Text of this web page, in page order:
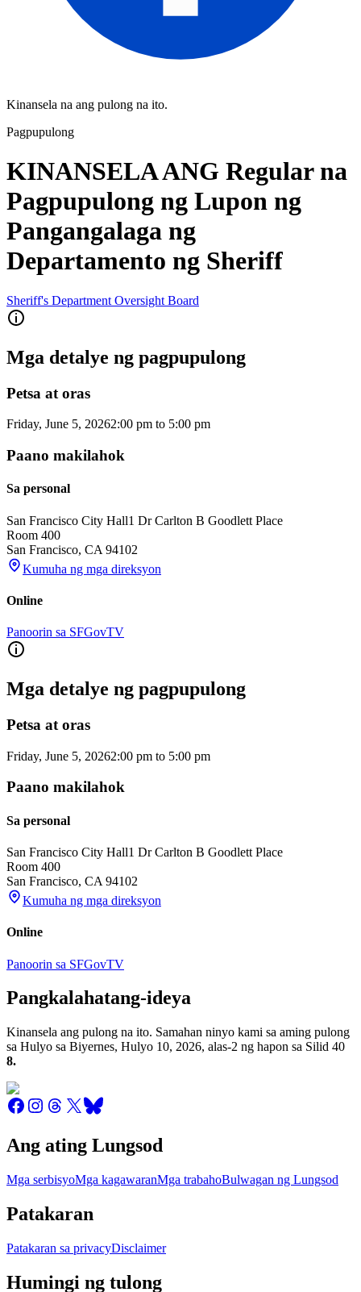
Kinansela na ang pulong na ito.
Pagpupulong
KINANSELA ANG Regular na
Pagpupulong ng Lupon ng
Pangangalaga ng
Departamento ng Sheriff
Sheriff's Department Oversight Board
Mga detalye ng pagpupulong
Petsa at oras
Friday, June 5, 20262:00 pm to 5:00 pm
Paano makilahok
Sa personal
San Francisco City Hall1 Dr Carlton B Goodlett Place
Room 400
San Francisco, CA 94102
Kumuha ng mga direksyon
Online
Panoorin sa SFGovTV
Mga detalye ng pagpupulong
Petsa at oras
Friday, June 5, 20262:00 pm to 5:00 pm
Paano makilahok
Sa personal
San Francisco City Hall1 Dr Carlton B Goodlett Place
Room 400
San Francisco, CA 94102
Kumuha ng mga direksyon
Online
Panoorin sa SFGovTV
Pangkalahatang-ideya
Kinansela ang pulong na ito. Samahan ninyo kami sa aming pulong
sa Hulyo sa Biyernes, Hulyo 10, 2026, alas-2 ng hapon sa Silid 40
8.
Ang ating Lungsod
Mga serbisyoMga kagawaranMga trabahoBulwagan ng Lungsod
Patakaran
Patakaran sa privacyDisclaimer
Humingi ng tulong